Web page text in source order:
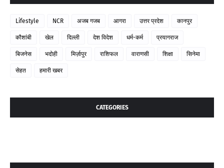
Lifestyle NCR अजब गजब आगरा उत्तर प्रदेश कानपुर
कौशांबी खेल दिल्ली देश विदेश धर्म-कर्म प्रयागराज
बिजनेस भदोही मिर्ज़ापुर राशिफल वाराणसी शिक्षा सिनेमा
सेहत हमारी खबर
CATEGORIES